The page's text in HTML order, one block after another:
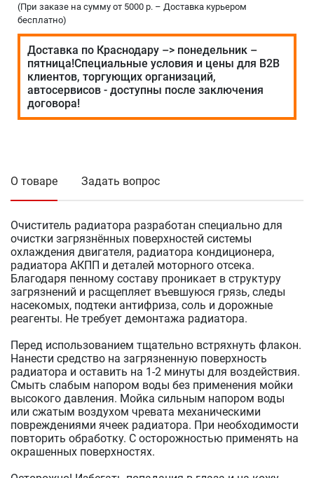
(При заказе на сумму от 5000 р. – Доставка курьером
бесплатно)
Доставка по Краснодару –> понедельник –
пятница!Специальные условия и цены для В2В
клиентов, торгующих организаций,
автосервисов - доступны после заключения
договора!
О товаре Задать вопрос
Очиститель радиатора разработан специально для
очистки загрязнённых поверхностей системы
охлаждения двигателя, радиатора кондиционера,
радиатора АКПП и деталей моторного отсека.
Благодаря пенному составу проникает в структуру
загрязнений и расщепляет въевшуюся грязь, следы
насекомых, подтеки антифриза, соль и дорожные
реагенты. Не требует демонтажа радиатора.
Перед использованием тщательно встряхнуть флакон.
Нанести средство на загрязненную поверхность
радиатора и оставить на 1-2 минуты для воздействия.
Смыть слабым напором воды без применения мойки
высокого давления. Мойка сильным напором воды
или сжатым воздухом чревата механическими
повреждениями ячеек радиатора. При необходимости
повторить обработку. С осторожностью применять на
окрашенных поверхностях.